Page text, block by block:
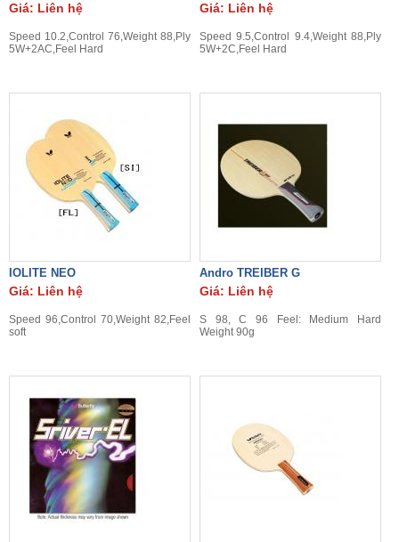
Giá: Liên hệ
Speed 10.2,Control 76,Weight 88,Ply
5W+2AC,Feel Hard
Giá: Liên hệ
Speed 9.5,Control 9.4,Weight 88,Ply
5W+2C,Feel Hard
IOLITE NEO
Giá: Liên hệ
Speed 96,Control 70,Weight 82,Feel
soft
Andro TREIBER G
Giá: Liên hệ
S 98, C 96 Feel: Medium Hard
Weight 90g